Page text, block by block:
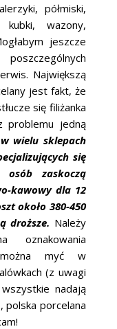
półmiski,
kubki, wazony,
jeszcze
Największą
jest fakt, że
się filiżanka
problemu jedną
wielu sklepach
się
osób zaskoczą
kawowy dla 12
około 380-450
droższe. Należy
oznakowania
myć w
(z uwagi
nadają
polska porcelana